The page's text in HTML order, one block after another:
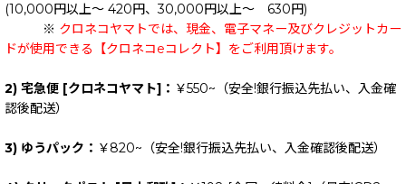
(10,000円以上～ 420円、30,000円以上～ 630円)
※ クロネコヤマトでは、現金、電子マネー及びクレジットカー
ドが使用できる【クロネコeコレクト】をご利用頂けます。
2) 宅急便 [クロネコヤマト]： ￥550~（安全!銀行振込先払い、入金確
認後配送）
3) ゆうパック： ￥820~（安全!銀行振込先払い、入金確認後配送）